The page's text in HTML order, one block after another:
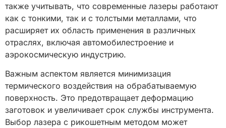
также учитывать, что современные лазеры работают
как с тонкими, так и с толстыми металлами, что
расширяет их область применения в различных
отраслях, включая автомобилестроение и
аэрокосмическую индустрию.
Важным аспектом является минимизация
термического воздействия на обрабатываемую
поверхность. Это предотвращает деформацию
заготовок и увеличивает срок службы инструмента.
Выбор лазера с рикошетным методом может